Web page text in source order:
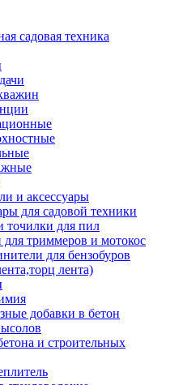
садовая техника
и аксессуары
для садовой техники
для пил
триммеров и мотокос
для бензобуров
лента)
добавки в бетон
и строительных